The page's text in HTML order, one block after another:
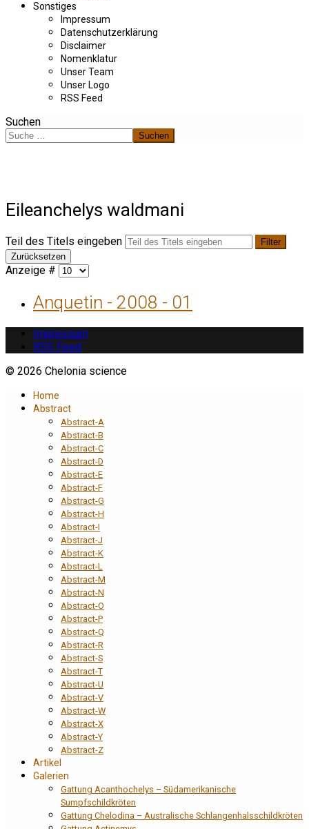
Sonstiges
Impressum
Datenschutzerklärung
Disclaimer
Nomenklatur
Unser Team
Unser Logo
RSS Feed
Suchen
Suchen
Eileanchelys waldmani
Teil des Titels eingeben
Filter
Zurücksetzen
Anzeige #
Anquetin - 2008 - 01
Impressum
RSS Feed
© 2026 Chelonia science
Home
Abstract
Abstract-A
Abstract-B
Abstract-C
Abstract-D
Abstract-E
Abstract-F
Abstract-G
Abstract-H
Abstract-I
Abstract-J
Abstract-K
Abstract-L
Abstract-M
Abstract-N
Abstract-O
Abstract-P
Abstract-Q
Abstract-R
Abstract-S
Abstract-T
Abstract-U
Abstract-V
Abstract-W
Abstract-X
Abstract-Y
Abstract-Z
Artikel
Galerien
Gattung Acanthochelys – Südamerikanische
Sumpfschildkröten
Gattung Chelodina – Australische Schlangenhalsschildkröten